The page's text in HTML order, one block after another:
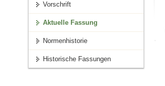
Vorschrift
Aktuelle Fassung
Normenhistorie
Historische Fassungen